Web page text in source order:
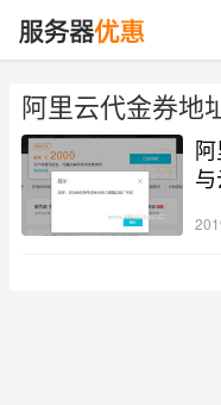
阿里云代金券地